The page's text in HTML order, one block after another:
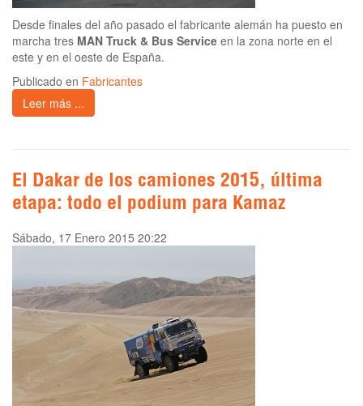
Desde finales del año pasado el fabricante alemán ha puesto en
marcha tres MAN Truck & Bus Service en la zona norte en el
este y en el oeste de España.
Publicado en Fabricantes
Leer más ...
El Dakar de los camiones 2015, última
etapa: todo el podium para Kamaz
Sábado, 17 Enero 2015 20:22